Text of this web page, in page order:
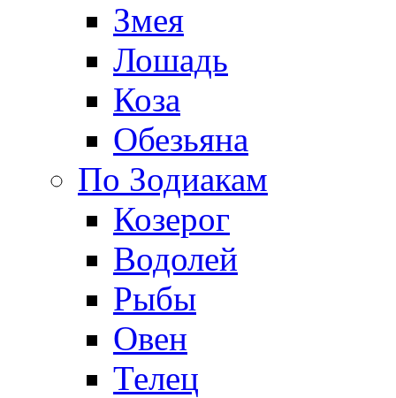
Змея
Лошадь
Коза
Обезьяна
По Зодиакам
Козерог
Водолей
Рыбы
Овен
Телец